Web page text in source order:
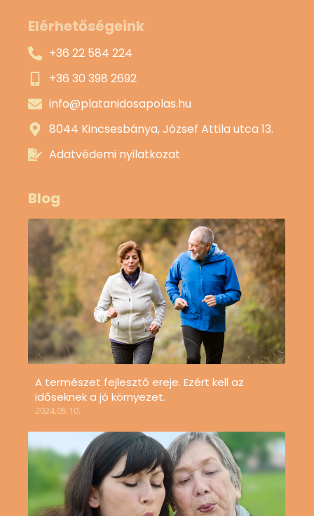
Elérhetőségeink
+36 22 584 224
+36 30 398 2692
info@platanidosapolas.hu
8044 Kincsesbánya, József Attila utca 13.
Adatvédemi nyilatkozat
Blog
A természet fejlesztő ereje. Ezért kell az
időseknek a jó környezet.
2024.05.10.